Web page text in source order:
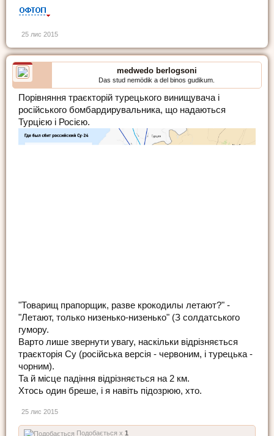
25 лис 2015
medwedo berlogsoni
Das stud nemödik a del binos gudikum.
Порівняння траєкторій турецького винищувача і
російського бомбардирувальника, що надаються
Турцією і Росією.
"Товарищ прапорщик, разве крокодилы летают?" -
"Летают, только низенько-низенько" (З солдатського
гумору.
Варто лише звернути увагу, наскільки відрізняється
траєкторія Су (російська версія - червоним, і турецька -
чорним).
Та й місце падіння відрізняється на 2 км.
Хтось один бреше, і я навіть підозрюю, хто.
25 лис 2015
Подобається x 1